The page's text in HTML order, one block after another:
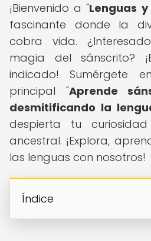
¡Bienvenido a "Lenguas
fascinante donde la
cobra vida.
magia del sánscrito?
indicado! Sumérgete
principal "Aprende
desmitificando la
despierta tu
ancestral. ¡Explora,
las lenguas con nosotros!
Índice